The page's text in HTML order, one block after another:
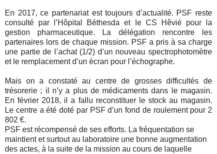
En 2017, ce partenariat est toujours d’actualité. PSF reste
consulté par l’Hôpital Béthesda et le CS Hêvié pour la
gestion pharmaceutique. La délégation rencontre les
partenaires lors de chaque mission. PSF a pris à sa charge
une partie de l’achat (1/2) d’un nouveau spectrophotomètre
et le remplacement d’un écran pour l’échographe.
Mais on a constaté au centre de grosses difficultés de
trésorerie ; il n’y a plus de médicaments dans le magasin.
En février 2018, il a fallu reconstituer le stock au magasin.
Le centre a été doté par PSF d’un fond de roulement pour 2
802 €.
PSF est récompensé de ses efforts. La fréquentation se
maintient et surtout au laboratoire une bonne augmentation
des actes, à la suite de la mission au cours de laquelle